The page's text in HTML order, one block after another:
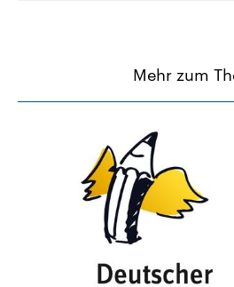
Mehr zum